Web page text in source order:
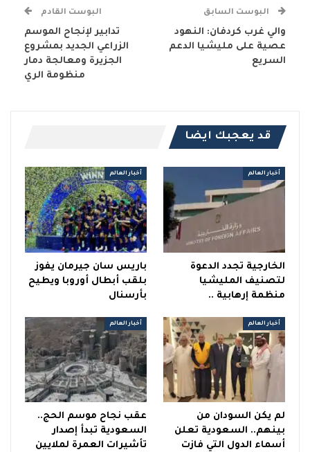
البوست السابق
والي غرب كردفان: النهود
عصية على مليشيا الدعم
السريع
البوست القادم
تدابير لإنجاح الموسم
الزراعي الجديد بمشروع
الجزيرة ومعالجة دمار
منظومة الري
قد يعجبك ايضا
أخبار العالم
الخارجية تجدد الدعوة
لتصنيف المليشيا
منظمة إرهابية ..
أخبار العالم
باريس سان جيرمان يفوز
بلقب أبطال أوروبا ويطيح
بأرسنال
أخبار العالم
لم يكن السودان من
بينهم.. السعودية تعلن
أسماء الدول التي فازت
أخبار العالم
عقب نجاح موسم الحج..
السعودية تبدأ إصدار
تأشيرات العمرة لملايين